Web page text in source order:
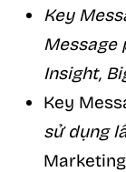
Key
Message
Insight,
Key
sử dụng